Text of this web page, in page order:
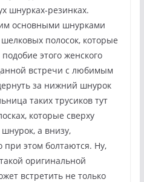
шнурках-резинках.
основными шнурками
полосок, которые
этого женского
встречи с любимым
за нижний шнурок
таких трусиков тут
которые сверху
а внизу,
при этом болтаются. Ну,
оригинальной
встретить не только